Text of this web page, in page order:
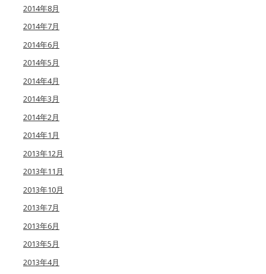
2014年8月
2014年7月
2014年6月
2014年5月
2014年4月
2014年3月
2014年2月
2014年1月
2013年12月
2013年11月
2013年10月
2013年7月
2013年6月
2013年5月
2013年4月